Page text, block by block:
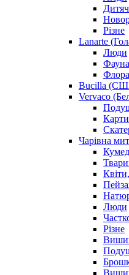
Різне
Lanarte
Люди
Фауна
Флора
Bucilla
Vervaco
Чарiвна
Люди
Різне